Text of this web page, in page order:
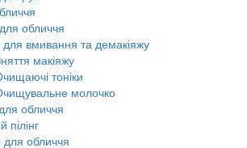
обличчя
вмивання та демакіяжу
макіяжу
тоніки
молочко
обличчя
пілінг
обличчя